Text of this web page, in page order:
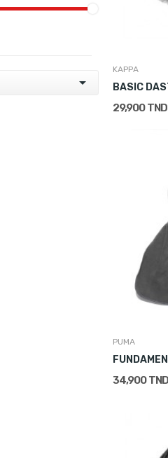

KAPPA
BASIC
29,900 TND
PUMA
34,900 TND